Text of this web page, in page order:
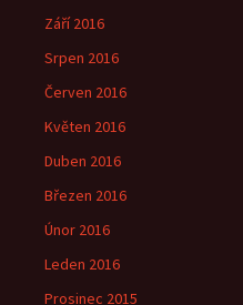
Září 2016
Srpen 2016
Červen 2016
Květen 2016
Duben 2016
Březen 2016
Únor 2016
Leden 2016
Prosinec 2015